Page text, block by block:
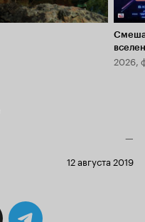
2026,
—
12 августа 2019